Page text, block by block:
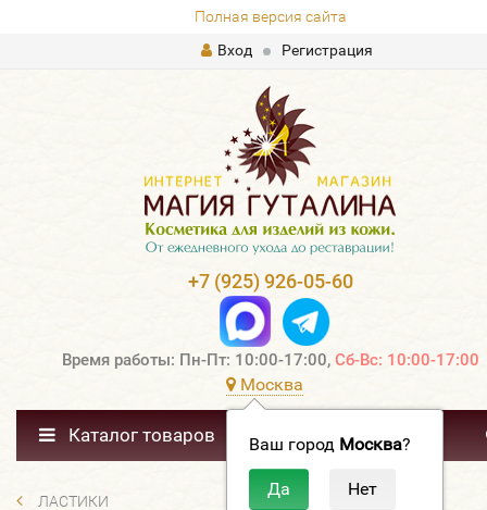
Полная версия сайта
Вход
Регистрация
+7 (925) 926-05-60
Время работы: Пн-Пт: 10:00-17:00, Сб-Вс: 10:00-17:00
Москва
Ваш город Москва?
Каталог товаров
ЛАСТИКИ